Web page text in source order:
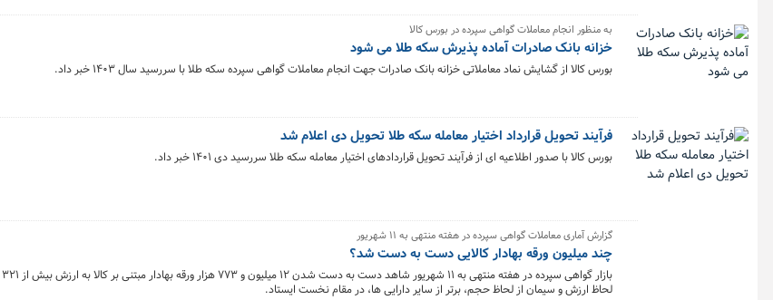
به منظور انجام معاملات گواهی سپرده در بورس کالا
خزانه بانک صادرات آماده پذیرش سکه طلا می شود
بورس کالا از گشایش نماد معاملاتی خزانه بانک صادرات جهت انجام معاملات گواهی سپرده سکه طلا با سررسید سال ۱۴۰۳ خبر داد.
فرآیند تحویل قرارداد اختیار معامله سکه طلا تحویل دی اعلام شد
بورس کالا با صدور اطلاعیه ای از فرآیند تحویل قراردادهای اختیار معامله سکه طلا سررسید دی ۱۴۰۱ خبر داد.
گزارش آماری معاملات گواهی سپرده در هفته منتهی به ۱۱ شهریور
چند میلیون ورقه بهادار کالایی دست به دست شد؟
لحاظ ارزش و سیمان از لحاظ حجم، برتر از سایر دارایی ها، در مقام نخست ایستاد.